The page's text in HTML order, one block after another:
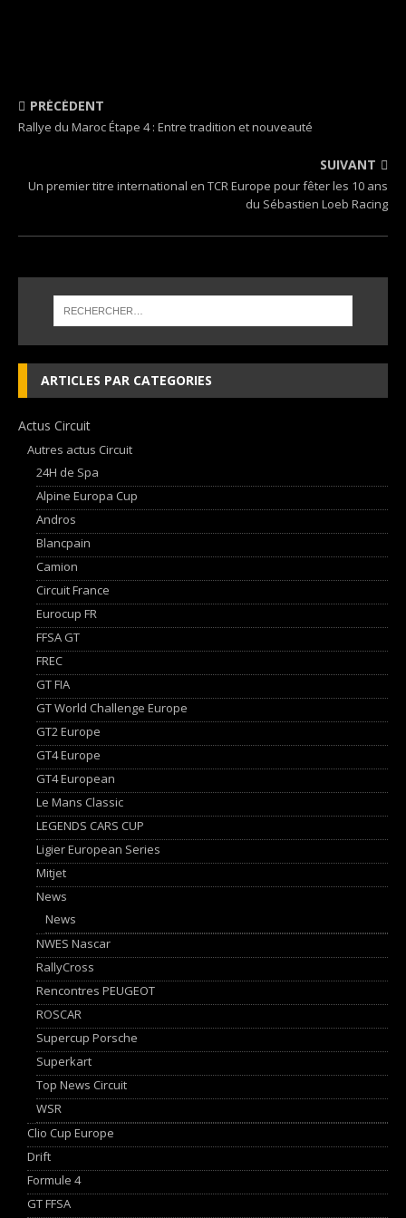
PRÉCÉDENT
Rallye du Maroc Étape 4 : Entre tradition et nouveauté
SUIVANT
Un premier titre international en TCR Europe pour fêter les 10 ans
du Sébastien Loeb Racing
ARTICLES PAR CATEGORIES
Actus Circuit
Autres actus Circuit
24H de Spa
Alpine Europa Cup
Andros
Blancpain
Camion
Circuit France
Eurocup FR
FFSA GT
FREC
GT FIA
GT World Challenge Europe
GT2 Europe
GT4 Europe
GT4 European
Le Mans Classic
LEGENDS CARS CUP
Ligier European Series
Mitjet
News
News
NWES Nascar
RallyCross
Rencontres PEUGEOT
ROSCAR
Supercup Porsche
Superkart
Top News Circuit
WSR
Clio Cup Europe
Drift
Formule 4
GT FFSA